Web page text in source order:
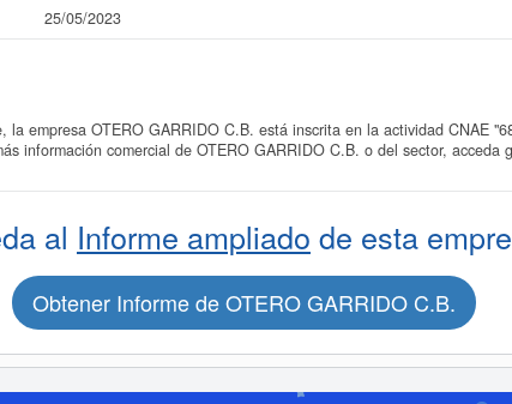
25/05/2023
la empresa OTERO GARRIDO C.B. está inscrita en la actividad CNAE
información comercial de OTERO GARRIDO C.B. o del sector, acceda
al Informe ampliado de esta
Obtener Informe de OTERO GARRIDO C.B.